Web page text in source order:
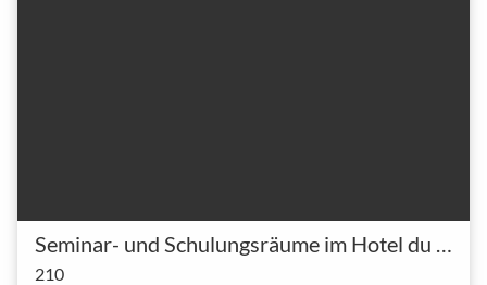
210